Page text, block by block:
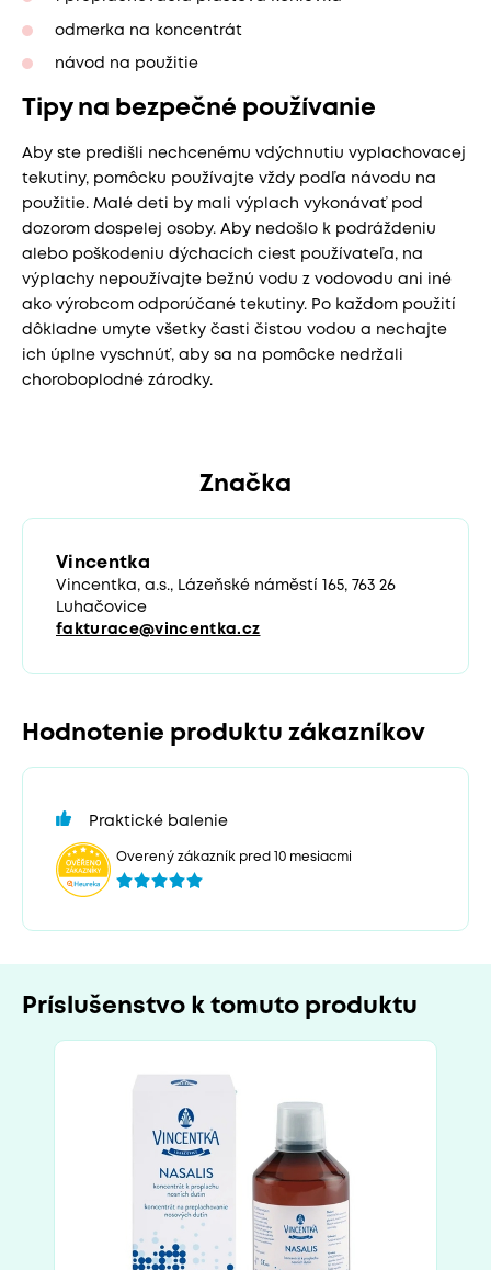
odmerka na koncentrát
návod na použitie
Tipy na bezpečné používanie
Aby ste predišli nechcenému vdýchnutiu vyplachovacej
tekutiny, pomôcku používajte vždy podľa návodu na
použitie. Malé deti by mali výplach vykonávať pod
dozorom dospelej osoby. Aby nedošlo k podráždeniu
alebo poškodeniu dýchacích ciest používateľa, na
výplachy nepoužívajte bežnú vodu z vodovodu ani iné
ako výrobcom odporúčané tekutiny. Po každom použití
dôkladne umyte všetky časti čistou vodou a nechajte
ich úplne vyschnúť, aby sa na pomôcke nedržali
choroboplodné zárodky.
Značka
Vincentka
Vincentka, a.s., Lázeňské náměstí 165, 763 26
Luhačovice
fakturace@vincentka.cz
Hodnotenie produktu zákazníkov
Praktické balenie
Overený zákazník pred 10 mesiacmi
Príslušenstvo k tomuto produktu